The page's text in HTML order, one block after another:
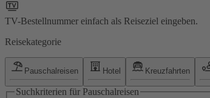
TV-Bestellnummer einfach als Reiseziel eingeben.
Reisekategorie
Pauschalreisen Hotel Kreuzfahrten
Suchkriterien für Pauschalreisen